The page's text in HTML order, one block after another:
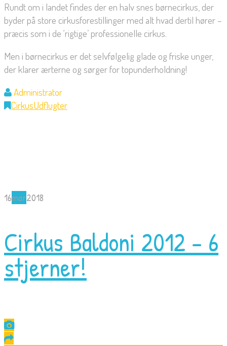
Rundt om i landet findes der en halv snes børnecirkus, der
byder på store cirkusforestillinger med alt hvad dertil hører –
præcis som i de ‘rigtige’ professionelle cirkus.
Men i børnecirkus er det selvfølgelig glade og friske unger,
der klarer ærterne og sørger for topunderholdning!
Administrator
CirkusUdflugter
16mar2018
Cirkus Baldoni 2012 – 6
stjerner!